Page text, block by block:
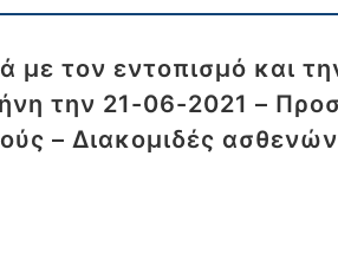
με τον εντοπισμό και
την 21-06-2021 –
– Διακομιδές ασθενών